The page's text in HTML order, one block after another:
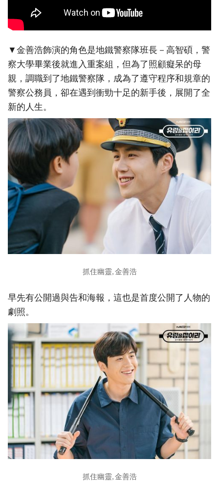
▼金善浩飾演的角色是地鐵警察隊班長－高智碩，警
察大學畢業後就進入重案組，但為了照顧癡呆的母
親，調職到了地鐵警察隊，成為了遵守程序和規章的
警察公務員，卻在遇到衝勁十足的新手後，展開了全
新的人生。
抓住幽靈, 金善浩
早先有公開過與告和海報，這也是首度公開了人物的
劇照。
抓住幽靈, 金善浩